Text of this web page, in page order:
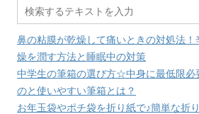
鼻の粘膜が乾燥して痛いときの対処法！
燥を潤す方法と睡眠中の対策
中学生の筆箱の選び方☆中身に最低限必
のと使いやすい筆箱とは？
お年玉袋やポチ袋を折り紙で♪簡単な折